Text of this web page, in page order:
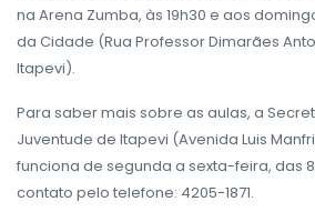
na Arena Zumba, às 19h30 e aos
da Cidade (Rua Professor Dimarães
Itapevi).
Para saber mais sobre as aulas, a
Juventude de Itapevi (Avenida Luis
funciona de segunda a sexta-feira, das
contato pelo telefone: 4205-1871.